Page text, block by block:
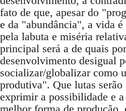
fato de que, apesar do
e da "abundância", a vida
pela labuta e miséria
principal será a de quais
desenvolvimento desigual
socializar/globalizar como
produtiva". Que lutas serão
exprimir a possibilidade e a